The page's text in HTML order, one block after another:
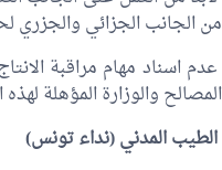
من الجانب الجزائي والجزري
عدم اسناد مهام مراقبة
المصالح والوزارة المؤهلة
الطيب المدني(نداء تونس)